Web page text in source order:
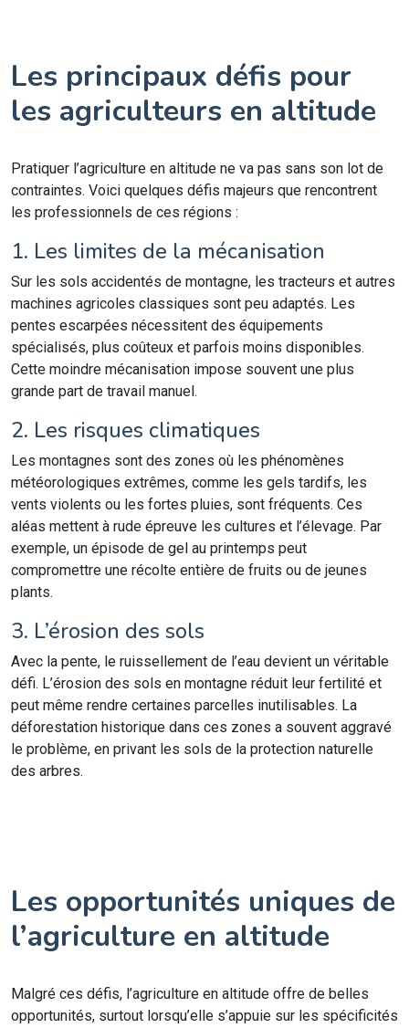
Les principaux défis pour
les agriculteurs en altitude
Pratiquer l’agriculture en altitude ne va pas sans son lot de
contraintes. Voici quelques défis majeurs que rencontrent
les professionnels de ces régions :
1. Les limites de la mécanisation
Sur les sols accidentés de montagne, les tracteurs et autres
machines agricoles classiques sont peu adaptés. Les
pentes escarpées nécessitent des équipements
spécialisés, plus coûteux et parfois moins disponibles.
Cette moindre mécanisation impose souvent une plus
grande part de travail manuel.
2. Les risques climatiques
Les montagnes sont des zones où les phénomènes
météorologiques extrêmes, comme les gels tardifs, les
vents violents ou les fortes pluies, sont fréquents. Ces
aléas mettent à rude épreuve les cultures et l’élevage. Par
exemple, un épisode de gel au printemps peut
compromettre une récolte entière de fruits ou de jeunes
plants.
3. L’érosion des sols
Avec la pente, le ruissellement de l’eau devient un véritable
défi. L’érosion des sols en montagne réduit leur fertilité et
peut même rendre certaines parcelles inutilisables. La
déforestation historique dans ces zones a souvent aggravé
le problème, en privant les sols de la protection naturelle
des arbres.
Les opportunités uniques de
l’agriculture en altitude
Malgré ces défis, l’agriculture en altitude offre de belles
opportunités, surtout lorsqu’elle s’appuie sur les spécificités